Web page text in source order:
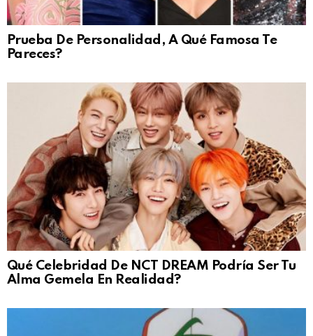
Prueba De Personalidad, A Qué Famosa Te
Pareces?
Qué Celebridad De NCT DREAM Podría Ser Tu
Alma Gemela En Realidad?